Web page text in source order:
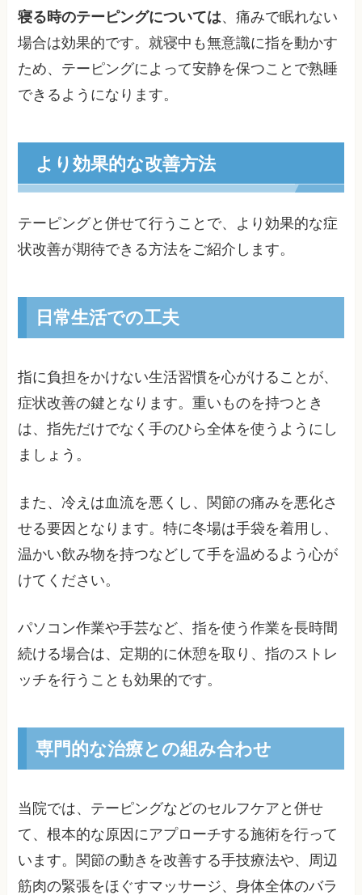
寝る時のテーピングについては、痛みで眠れない
場合は効果的です。就寝中も無意識に指を動かす
ため、テーピングによって安静を保つことで熟睡
できるようになります。
より効果的な改善方法
テーピングと併せて行うことで、より効果的な症
状改善が期待できる方法をご紹介します。
日常生活での工夫
指に負担をかけない生活習慣を心がけることが、
症状改善の鍵となります。重いものを持つとき
は、指先だけでなく手のひら全体を使うようにし
ましょう。
また、冷えは血流を悪くし、関節の痛みを悪化さ
せる要因となります。特に冬場は手袋を着用し、
温かい飲み物を持つなどして手を温めるよう心が
けてください。
パソコン作業や手芸など、指を使う作業を長時間
続ける場合は、定期的に休憩を取り、指のストレ
ッチを行うことも効果的です。
専門的な治療との組み合わせ
当院では、テーピングなどのセルフケアと併せ
て、根本的な原因にアプローチする施術を行って
います。関節の動きを改善する手技療法や、周辺
筋肉の緊張をほぐすマッサージ、身体全体のバラ